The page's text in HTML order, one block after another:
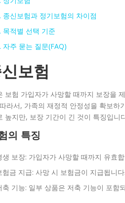
종신보험과 정기보험의 차이점
목적별 선택 기준
자주 묻는 질문(FAQ)
보험
보험 가입자가 사망할 때까지 보장을
라서, 가족의 재정적 안정성을 확보
높지만, 보장 기간이 긴 것이 특징입니
의 특징
생 보장: 가입자가 사망할 때까지 유효
험금 지급: 사망 시 보험금이 지급됩니다.
축 기능: 일부 상품은 저축 기능이 포함